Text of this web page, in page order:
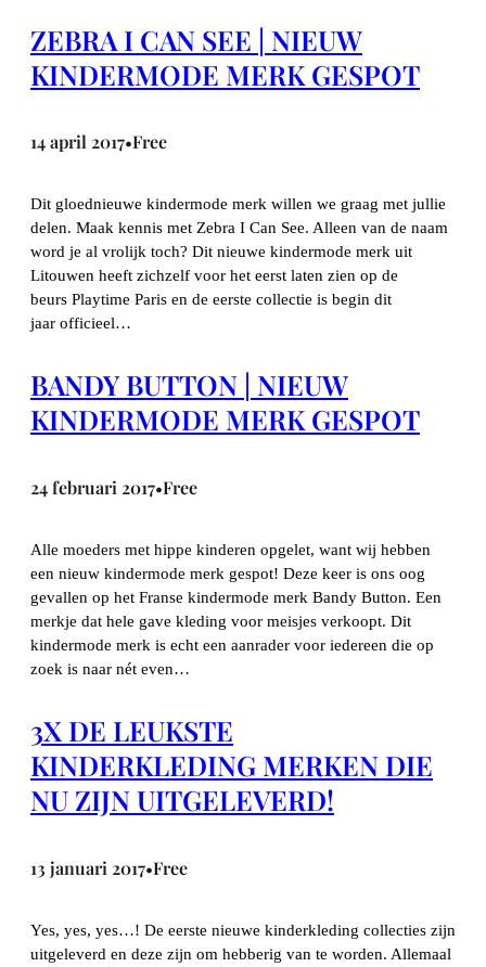
ZEBRA I CAN SEE | NIEUW
KINDERMODE MERK GESPOT
14 april 2017•Free
Dit gloednieuwe kindermode merk willen we graag met jullie
delen. Maak kennis met Zebra I Can See. Alleen van de naam
word je al vrolijk toch? Dit nieuwe kindermode merk uit
Litouwen heeft zichzelf voor het eerst laten zien op de
beurs Playtime Paris en de eerste collectie is begin dit
jaar officieel…
BANDY BUTTON | NIEUW
KINDERMODE MERK GESPOT
24 februari 2017•Free
Alle moeders met hippe kinderen opgelet, want wij hebben
een nieuw kindermode merk gespot! Deze keer is ons oog
gevallen op het Franse kindermode merk Bandy Button. Een
merkje dat hele gave kleding voor meisjes verkoopt. Dit
kindermode merk is echt een aanrader voor iedereen die op
zoek is naar nét even…
3X DE LEUKSTE
KINDERKLEDING MERKEN DIE
NU ZIJN UITGELEVERD!
13 januari 2017•Free
Yes, yes, yes…! De eerste nieuwe kinderkleding collecties zijn
uitgeleverd en deze zijn om hebberig van te worden. Allemaal